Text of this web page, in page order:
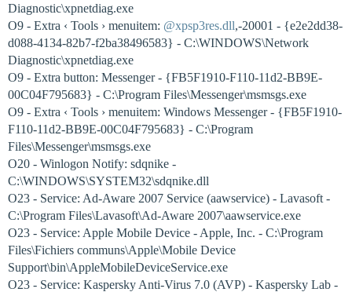
Diagnostic\xpnetdiag.exe
O9 - Extra ‹ Tools › menuitem: @xpsp3res.dll,-20001 - {e2e2dd38-
d088-4134-82b7-f2ba38496583} - C:\WINDOWS\Network
Diagnostic\xpnetdiag.exe
O9 - Extra button: Messenger - {FB5F1910-F110-11d2-BB9E-
00C04F795683} - C:\Program Files\Messenger\msmsgs.exe
O9 - Extra ‹ Tools › menuitem: Windows Messenger - {FB5F1910-
F110-11d2-BB9E-00C04F795683} - C:\Program
Files\Messenger\msmsgs.exe
O20 - Winlogon Notify: sdqnike -
C:\WINDOWS\SYSTEM32\sdqnike.dll
O23 - Service: Ad-Aware 2007 Service (aawservice) - Lavasoft -
C:\Program Files\Lavasoft\Ad-Aware 2007\aawservice.exe
O23 - Service: Apple Mobile Device - Apple, Inc. - C:\Program
Files\Fichiers communs\Apple\Mobile Device
Support\bin\AppleMobileDeviceService.exe
O23 - Service: Kaspersky Anti-Virus 7.0 (AVP) - Kaspersky Lab -